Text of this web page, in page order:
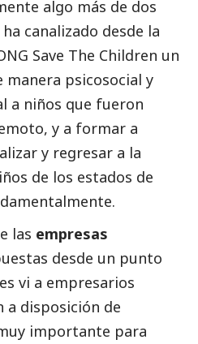
algo más de dos
canalizado desde la
Save The Children un
manera psicosocial y
a niños que fueron
y a formar a
y regresar a la
de los estados de
las empresas
desde un punto
vi a empresarios
a disposición de
importante para